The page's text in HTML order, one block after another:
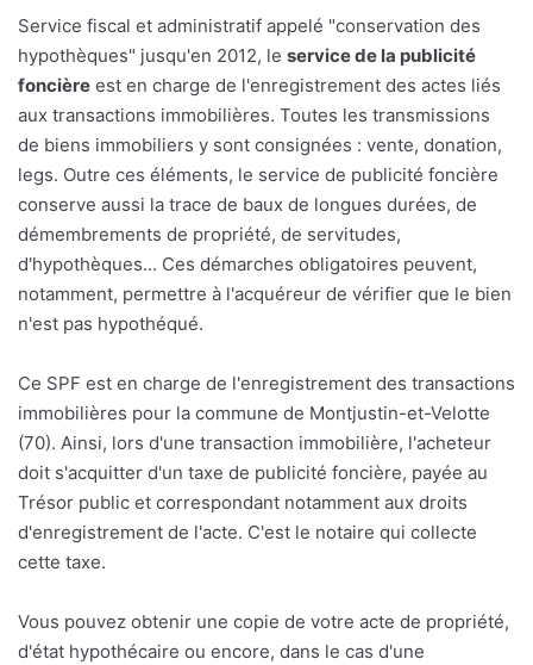
Service fiscal et administratif appelé "conservation des
hypothèques" jusqu'en 2012, le service de la publicité
foncière est en charge de l'enregistrement des actes liés
aux transactions immobilières. Toutes les transmissions
de biens immobiliers y sont consignées : vente, donation,
legs. Outre ces éléments, le service de publicité foncière
conserve aussi la trace de baux de longues durées, de
démembrements de propriété, de servitudes,
d'hypothèques... Ces démarches obligatoires peuvent,
notamment, permettre à l'acquéreur de vérifier que le bien
n'est pas hypothéqué.
Ce SPF est en charge de l'enregistrement des transactions
immobilières pour la commune de Montjustin-et-Velotte
(70). Ainsi, lors d'une transaction immobilière, l'acheteur
doit s'acquitter d'un taxe de publicité foncière, payée au
Trésor public et correspondant notamment aux droits
d'enregistrement de l'acte. C'est le notaire qui collecte
cette taxe.
Vous pouvez obtenir une copie de votre acte de propriété,
d'état hypothécaire ou encore, dans le cas d'une